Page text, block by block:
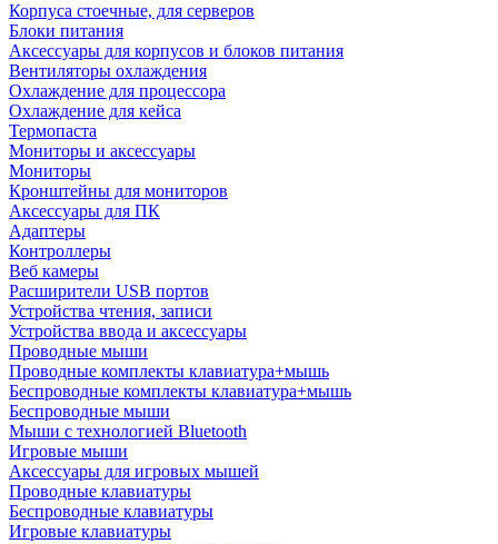
Корпуса стоечные, для серверов
Блоки питания
Аксессуары для корпусов и блоков питания
Вентиляторы охлаждения
Охлаждение для процессора
Охлаждение для кейса
Термопаста
Мониторы и аксессуары
Мониторы
Кронштейны для мониторов
Аксессуары для ПК
Адаптеры
Контроллеры
Веб камеры
Расширители USB портов
Устройства чтения, записи
Устройства ввода и аксессуары
Проводные мыши
Проводные комплекты клавиатура+мышь
Беспроводные комплекты клавиатура+мышь
Беспроводные мыши
Мыши с технологией Bluetooth
Игровые мыши
Аксессуары для игровых мышей
Проводные клавиатуры
Беспроводные клавиатуры
Игровые клавиатуры